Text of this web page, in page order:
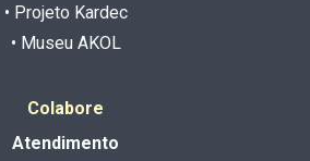
• Projeto Kardec
• Museu AKOL
Colabore
Atendimento